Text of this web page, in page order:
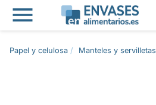

Papel y celulosa Manteles y servilletas